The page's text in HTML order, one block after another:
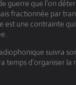
guerre que l’on
fractionnée par
est une contrainte
suivra
temps d’organiser